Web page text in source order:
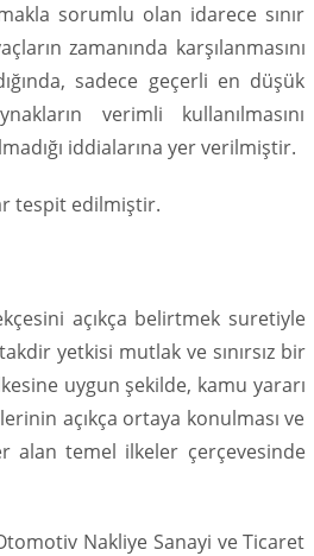
sorumlu olan idarece sınır
zamanında karşılanmasını
sadece geçerli en düşük
verimli kullanılmasını
iddialarına yer verilmiştir.
tespit edilmiştir.
açıkça belirtmek suretiyle
yetkisi mutlak ve sınırsız bir
uygun şekilde, kamu yararı
açıkça ortaya konulması ve
alan temel ilkeler çerçevesinde
Nakliye Sanayi ve Ticaret